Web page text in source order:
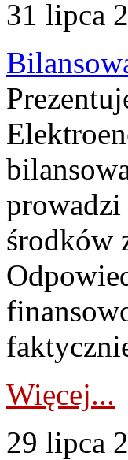
31 lipca
prowadzi
środków
Więcej...
29 lipca